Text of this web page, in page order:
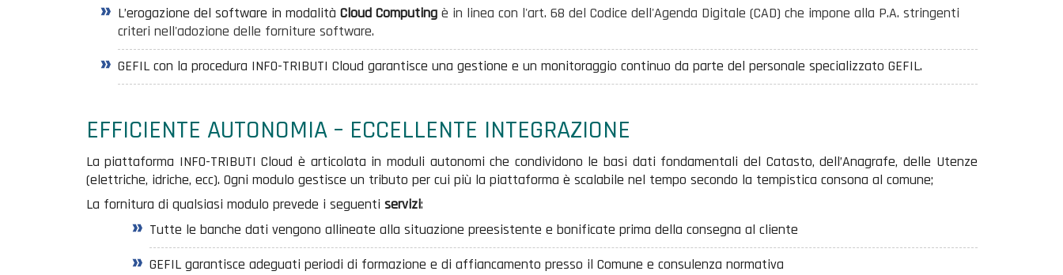
L’erogazione del software in modalità Cloud Computingè in linea con l'art. 68 del Codice dell'Agenda Digitale (CAD) che impone alla P.A. stringenti
criteri nell'adozione delle forniture software.
GEFIL con la procedura INFO-TRIBUTI Cloud garantisce una gestione e un monitoraggio continuo da parte del personale specializzato GEFIL.
EFFICIENTE AUTONOMIA – ECCELLENTE INTEGRAZIONE
La piattaforma INFO-TRIBUTICloud è articolata in moduli autonomi che condividono le basi dati fondamentali del Catasto, dell’Anagrafe, delle Utenze
(elettriche, idriche, ecc). Ogni modulo gestisce un tributo per cui più la piattaforma è scalabile nel tempo secondo la tempistica consona al comune;
La fornitura di qualsiasi modulo prevede i seguenti servizi:
Tutte le banche dati vengono allineate alla situazione preesistente e bonificate prima della consegna al cliente
GEFIL garantisce adeguati periodi di formazione e di affiancamento presso il Comune e consulenza normativa